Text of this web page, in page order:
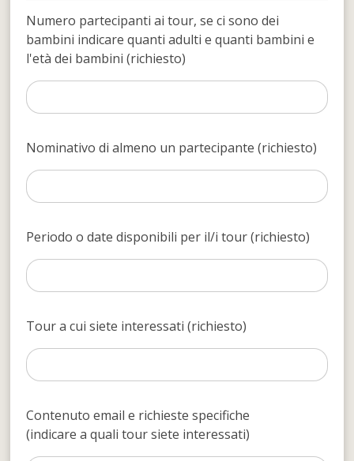
Numero partecipanti ai tour, se ci sono dei
bambini indicare quanti adulti e quanti bambini e
l'età dei bambini (richiesto)
Nominativo di almeno un partecipante (richiesto)
Periodo o date disponibili per il/i tour (richiesto)
Tour a cui siete interessati (richiesto)
Contenuto email e richieste specifiche
(indicare a quali tour siete interessati)